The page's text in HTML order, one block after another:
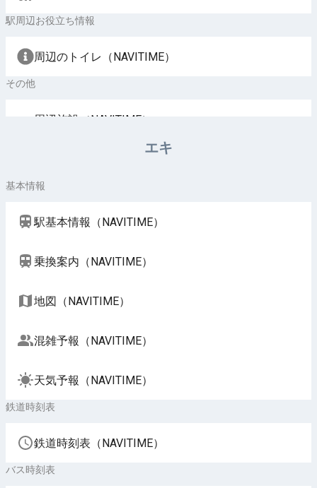
駅周辺お役立ち情報
周辺のトイレ（NAVITIME）
その他
周辺施設（NAVITIME）
エキ
基本情報
駅基本情報（NAVITIME）
乗換案内（NAVITIME）
地図（NAVITIME）
混雑予報（NAVITIME）
天気予報（NAVITIME）
鉄道時刻表
鉄道時刻表（NAVITIME）
バス時刻表